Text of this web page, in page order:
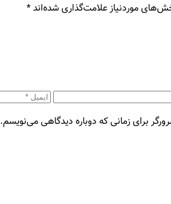
موردنیاز علامت‌گذاری شده‌اند*
برای زمانی که دوباره دیدگاهی می‌نویسم.